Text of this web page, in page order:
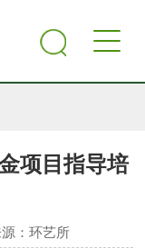
项目指导培
：环艺所